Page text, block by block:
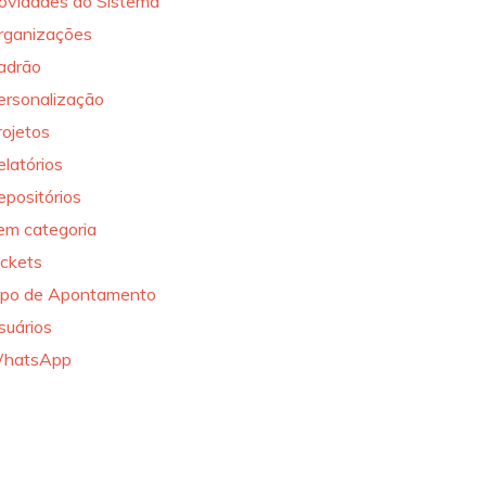
categoria
de Apontamento